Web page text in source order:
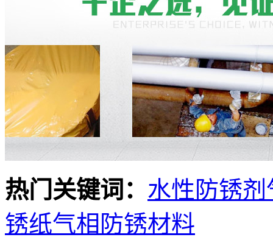
热门关键词： 水性防锈剂
锈纸气相防锈材料